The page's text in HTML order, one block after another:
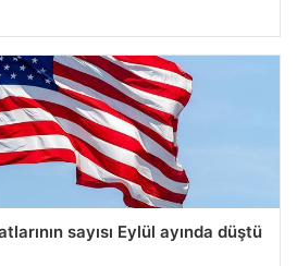
sayısı Eylül ayında düştü